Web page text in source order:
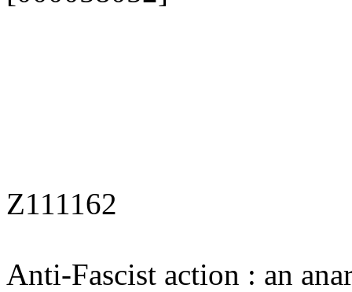
Z111162
Anti-Fascist action : an